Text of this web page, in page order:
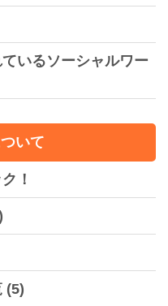
いるソーシャルワー
いて
！
(5)